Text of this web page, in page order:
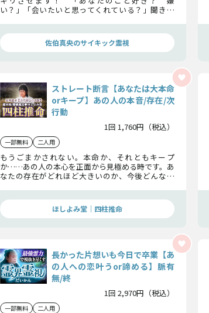
い？」「会いたいと思ってくれている？」聞きた
佐伯真央のサイキック霊視
ストレート断言【あなたは大本命
orキープ】あの人の本音/存在/次
行動
1回 1,760円（税込）
一部無料 二人用
もうごまかされない。本命か、それともキープ
か……あの人の本心を正面から見極める時です。あ
なたの存在がどれほど大きいのか、今後どんな動
ほしよみ堂｜四柱推命
長かった片想いも今日で卒業【あ
の人への恋叶うor諦める】脈有
無/終
1回 2,970円（税込）
一部無料 二人用